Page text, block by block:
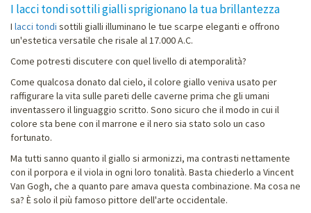
I lacci tondi sottili gialli sprigionano la tua brillantezza
I lacci tondi sottili gialli illuminano le tue scarpe eleganti e offrono
un'estetica versatile che risale al 17.000 A.C.
Come potresti discutere con quel livello di atemporalità?
Come qualcosa donato dal cielo, il colore giallo veniva usato per
raffigurare la vita sulle pareti delle caverne prima che gli umani
inventassero il linguaggio scritto. Sono sicuro che il modo in cui il
colore sta bene con il marrone e il nero sia stato solo un caso
fortunato.
Ma tutti sanno quanto il giallo si armonizzi, ma contrasti nettamente
con il porpora e il viola in ogni loro tonalità. Basta chiederlo a Vincent
Van Gogh, che a quanto pare amava questa combinazione. Ma cosa ne
sa? È solo il più famoso pittore dell'arte occidentale.